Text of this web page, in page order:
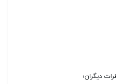
دیگران؛